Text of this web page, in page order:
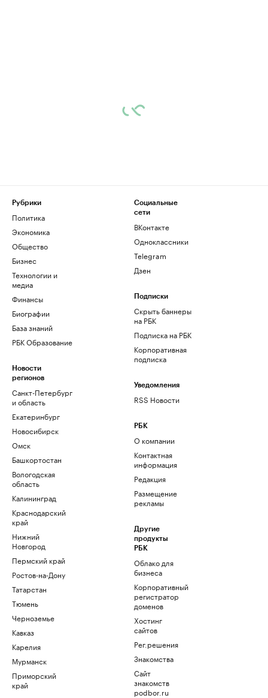
Рубрики
Политика
Экономика
Общество
Бизнес
Технологии и
медиа
Финансы
Биографии
База знаний
РБК Образование
Новости
регионов
Санкт-Петербург
и область
Екатеринбург
Новосибирск
Омск
Башкортостан
Вологодская
область
Калининград
Краснодарский
край
Нижний
Новгород
Пермский край
Ростов-на-Дону
Татарстан
Тюмень
Черноземье
Кавказ
Карелия
Мурманск
Приморский
край
Социальные
сети
ВКонтакте
Одноклассники
Telegram
Дзен
Подписки
Скрыть баннеры
на РБК
Подписка на РБК
Корпоративная
подписка
Уведомления
RSS Новости
РБК
О компании
Контактная
информация
Редакция
Размещение
рекламы
Другие
продукты
РБК
Облако для
бизнеса
Корпоративный
регистратор
доменов
Хостинг
сайтов
Рег.решения
Знакомства
Сайт
знакомств
podbor.ru